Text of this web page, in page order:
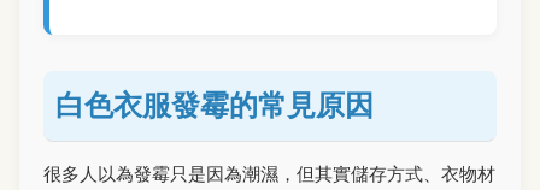
白色衣服發霉的常見原因
很多人以為發霉只是因為潮濕，但其實儲存方式、衣物材